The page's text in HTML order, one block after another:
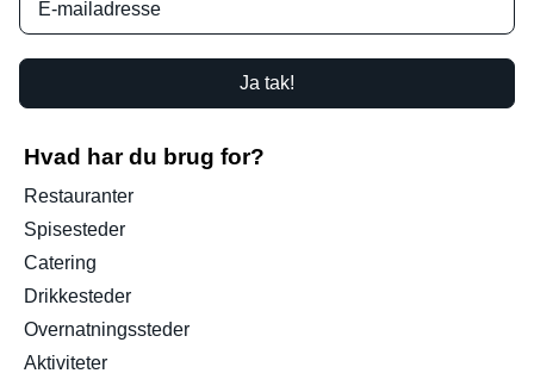
Ja tak!
Hvad har du brug for?
Restauranter
Spisesteder
Catering
Drikkesteder
Overnatningssteder
Aktiviteter